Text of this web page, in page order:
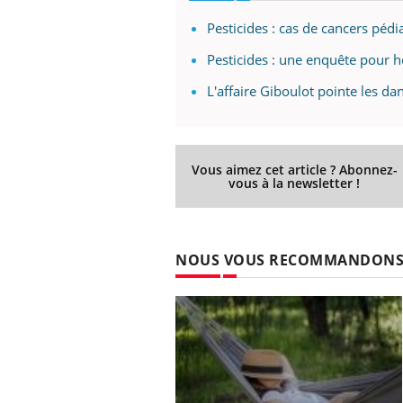
Pesticides : cas de cancers
Pesticides : une enquête pour
L'affaire Giboulot pointe les
Vous aimez cet article ? Abonnez-
vous à la newsletter !
NOUS VOUS RECOMMANDONS
Eczéma Chronique des Mains :
expliquer ma maladieYoutube
questions sur la maladie d'un proche c'est